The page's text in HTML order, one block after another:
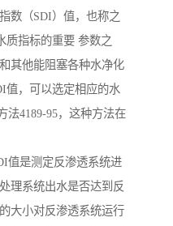
数（SDI）值，也称之
质指标的重要 参数之
其他能阻塞各种水净化
值，可以选定相应的水
法4189-95，这种方法在
值是测定反渗透系统进
理系统出水是否达到反
大小对反渗透系统运行